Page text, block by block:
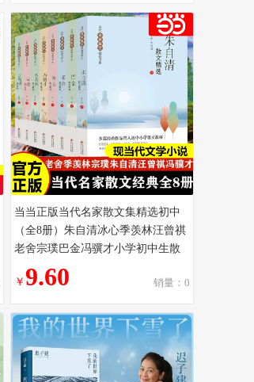
当当正版当代名家散文集精选初中
（全8册）朱自清冰心季羡林汪曾祺
老舍宗璞巴金冯骥才小学初中生散
文 文学经典书籍五六七年级
￥ 9.60 销量：0